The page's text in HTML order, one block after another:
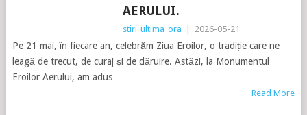
AERULUI.
stiri_ultima_ora 2026-05-21
Pe 21 mai, în fiecare an, celebrăm Ziua Eroilor, o tradiție care ne
leagă de trecut, de curaj și de dăruire. Astăzi, la Monumentul
Eroilor Aerului, am adus
Read More